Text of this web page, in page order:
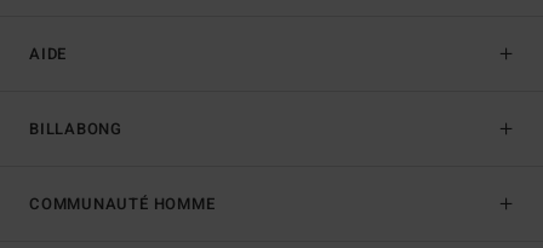
AIDE
BILLABONG
COMMUNAUTÉ HOMME